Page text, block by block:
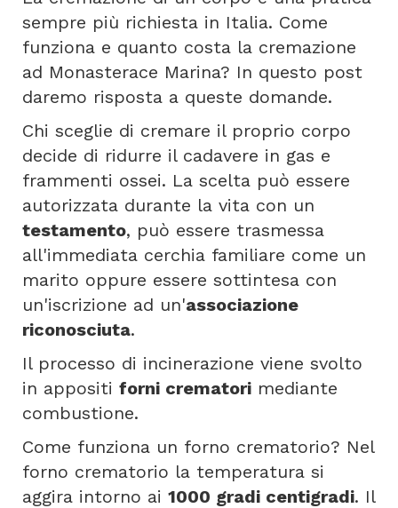
sempre più richiesta in Italia. Come
funziona e quanto costa la cremazione
ad Monasterace Marina? In questo post
daremo risposta a queste domande.
Chi sceglie di cremare il proprio corpo
decide di ridurre il cadavere in gas e
frammenti ossei. La scelta può essere
autorizzata durante la vita con un
testamento, può essere trasmessa
all'immediata cerchia familiare come un
marito oppure essere sottintesa con
un'iscrizione ad un'associazione
riconosciuta.
Il processo di incinerazione viene svolto
in appositi forni crematori mediante
combustione.
Come funziona un forno crematorio? Nel
forno crematorio la temperatura si
aggira intorno ai 1000 gradi centigradi. Il